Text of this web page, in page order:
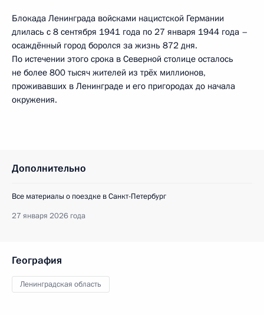
Блокада Ленинграда войсками нацистской Германии
длилась с 8 сентября 1941 года по 27 января 1944 года –
осаждённый город боролся за жизнь 872 дня.
По истечении этого срока в Северной столице осталось
не более 800 тысяч жителей из трёх миллионов,
проживавших в Ленинграде и его пригородах до начала
окружения.
Дополнительно
Все материалы о поездке в Санкт-Петербург
27 января 2026 года
География
Ленинградская область